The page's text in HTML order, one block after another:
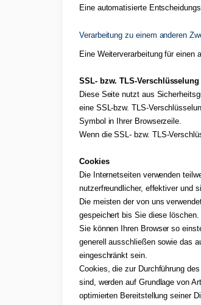
Eine automatisierte
Verarbeitung zu einem anderen
Eine Weiterverarbeitung für einen
SSL- bzw. TLS-Verschlüsselung
Diese Seite nutzt aus
eine SSL-bzw. TLS-
Symbol in Ihrer Browserzeile.
Wenn die SSL- bzw. TLS-
Cookies
Die Internetseiten verwenden
nutzerfreundlicher, effektiver und
Die meisten der von uns
gespeichert bis Sie diese
Sie können Ihren Browser so
generell ausschließen sowie das
eingeschränkt sein.
Cookies, die zur Durchführung
sind, werden auf Grundlage von
optimierten Bereitstellung seiner